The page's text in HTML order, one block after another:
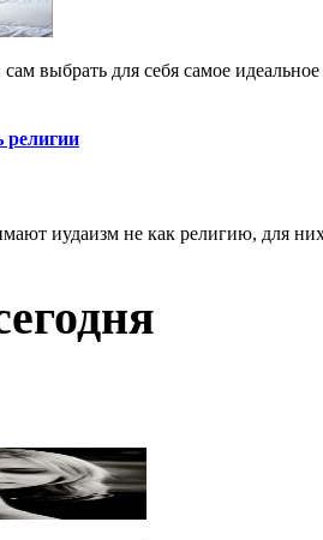
выбрать для себя самое
религии
иудаизм не как религию, для